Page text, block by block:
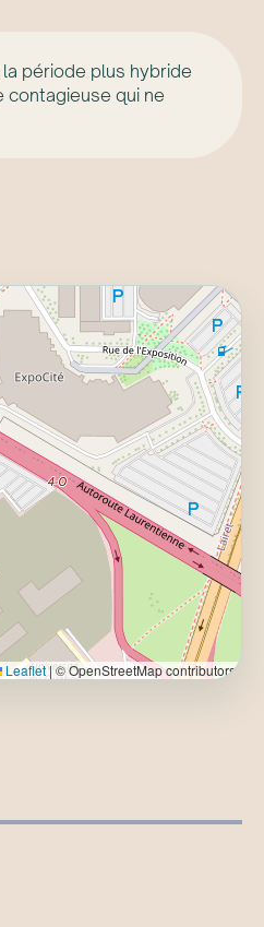
période plus hybride
qui ne
Leaflet|© OpenStreetMap contributors